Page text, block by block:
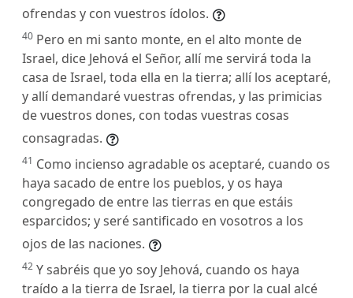
ofrendas y con vuestros ídolos.
40 Pero en mi santo monte, en el alto monte de
Israel, dice Jehová el Señor, allí me servirá toda la
casa de Israel, toda ella en la tierra; allí los aceptaré,
y allí demandaré vuestras ofrendas, y las primicias
de vuestros dones, con todas vuestras cosas
consagradas.
41 Como incienso agradable os aceptaré, cuando os
haya sacado de entre los pueblos, y os haya
congregado de entre las tierras en que estáis
esparcidos; y seré santificado en vosotros a los
ojos de las naciones.
42 Y sabréis que yo soy Jehová, cuando os haya
traído a la tierra de Israel, la tierra por la cual alcé